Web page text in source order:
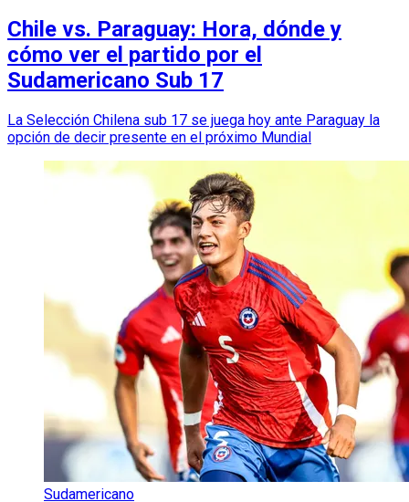
Chile vs. Paraguay: Hora, dónde y
cómo ver el partido por el
Sudamericano Sub 17
La Selección Chilena sub 17 se juega hoy ante Paraguay la
opción de decir presente en el próximo Mundial
Sudamericano